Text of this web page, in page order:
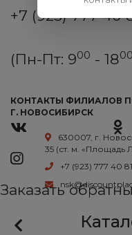
+7 (923) 777 40
(Пн-Пт: 900 - 1800
КОНТАКТЫ ФИЛИАЛОВ
Г. НОВОСИБИРСК
630007, г.
35 (ст. м. «Площадь
+7 (923) 777 40 81
Заказать